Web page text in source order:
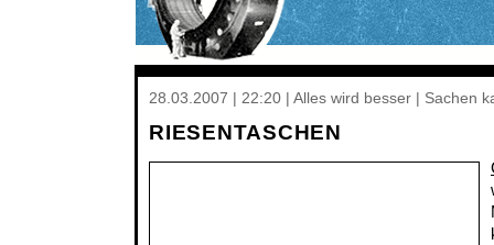
28.03.2007 | 22:20 | Alles wird besser | Sachen
RIESENTASCHEN